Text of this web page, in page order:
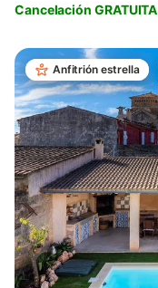
Cancelación GRATUITA
Anfitrión estrella